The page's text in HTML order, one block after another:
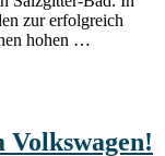
zur erfolgreich
hohen …
Volkswagen!